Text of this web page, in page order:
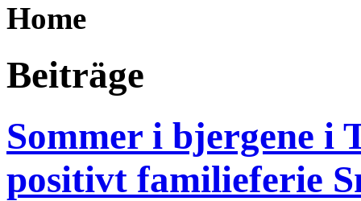
Home
Beiträge
Sommer i bjergene i
positivt familieferie